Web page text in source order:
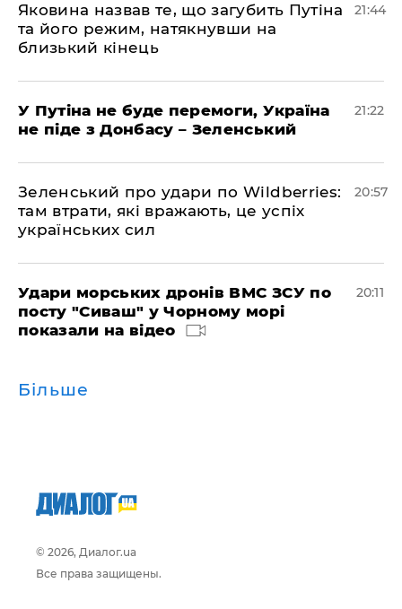
Яковина назвав те, що загубить Путіна
та його режим, натякнувши на
близький кінець
21:44
У Путіна не буде перемоги, Україна
не піде з Донбасу – Зеленський
21:22
Зеленський про удари по Wildberries:
там втрати, які вражають, це успіх
українських сил
20:57
Удари морських дронів ВМС ЗСУ по
посту "Сиваш" у Чорному морі
показали на відео
20:11
Більше
© 2026, Диалог.ua
Все права защищены.